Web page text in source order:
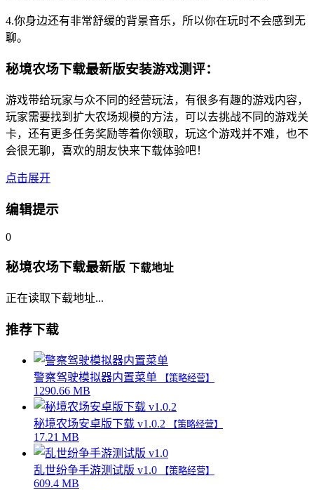
4.你身边还有非常舒缓的背景音乐，所以你在玩时不会感到无
聊。
秘境农场下载最新版安装游戏测评：
游戏带给玩家与众不同的经营玩法，有很多有趣的游戏内容，
玩家需要找到扩大农场规模的方法，可以去挑战不同的游戏关
卡，还有更多任务奖励等着你领取，玩这个游戏并不难，也不
会很无聊，喜欢的朋友快来下载体验吧！
点击展开
编辑提示
0
秘境农场下载最新版 下载地址
正在读取下载地址...
推荐下载
警察驾驶模拟器内置菜单 【策略经营】
1290.66 MB
秘境农场安卓版下载 v1.0.2 【策略经营】
17.21 MB
乱世纷争手游测试版 v1.0 【策略经营】
609.4 MB